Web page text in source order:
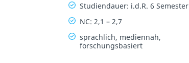
Studiendauer: i.d.R. 6 Semester
NC: 2,1 – 2,7
sprachlich, mediennah,
forschungsbasiert